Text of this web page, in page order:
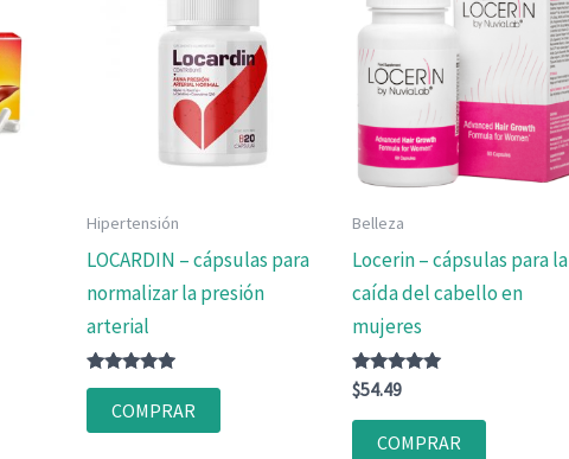
Hipertensión
LOCARDIN – cápsulas para
normalizar la presión
arterial
Valorado
con
4.75
de 5
COMPRAR
Belleza
Locerin – cápsulas para la
caída del cabello en
mujeres
Valorado
con
4.83
de 5
$54.49
COMPRAR